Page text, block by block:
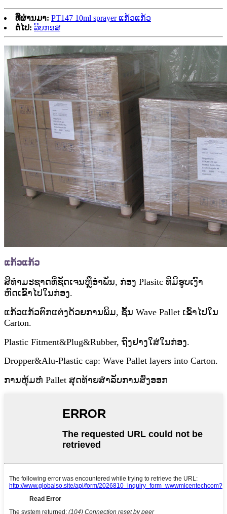
ທີ່ຜ່ານມາ: PT147 10ml sprayer ແກ້ວແກ້ວ
ຕໍ່ໄປ: ລິບກອສ
ແກ້ວແກ້ວ
ສີທໍາມະຊາດທີ່ຊັດເຈນຫຼືອໍາພັນ, ກ່ອງ Plasitc ທີ່ມີຮູບເງົາ
ຫົດເຂົ້າໄປໃນກ່ອງ.
ແກ້ວແກ້ວຕົກແຕ່ງດ້ວຍການພິມ, ຊັ້ນ Wave Pallet ເຂົ້າໄປໃນ
Carton.
Plastic Fitment&Plug&Rubber, ຖົງຢາງໃສ່ໃນກ່ອງ.
Dropper&Alu-Plastic cap: Wave Pallet layers into Carton.
ການຫຸ້ມຫໍ່ Pallet ສຸດທ້າຍສໍາລັບການສົ່ງອອກ